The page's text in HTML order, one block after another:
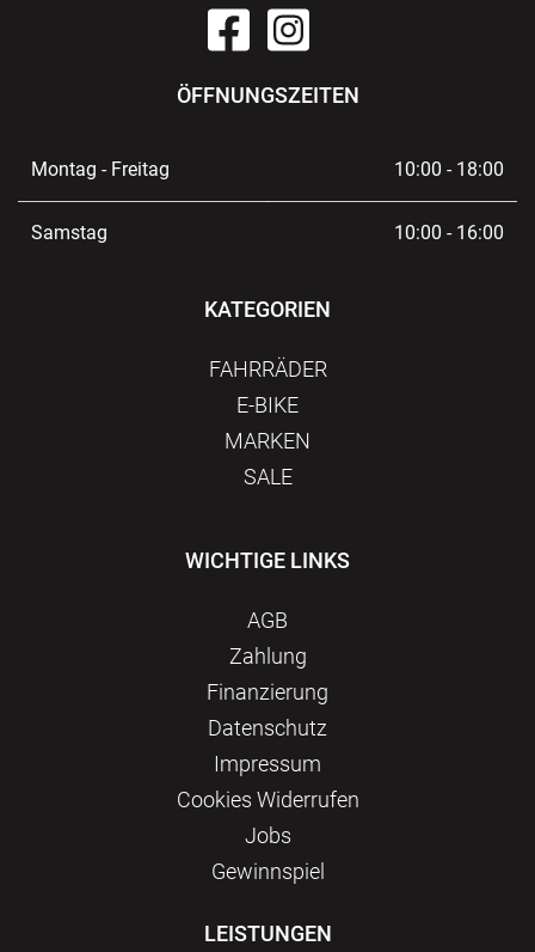
ÖFFNUNGSZEITEN
Montag - Freitag 10:00 - 18:00
Samstag 10:00 - 16:00
KATEGORIEN
FAHRRÄDER
E-BIKE
MARKEN
SALE
WICHTIGE LINKS
AGB
Zahlung
Finanzierung
Datenschutz
Impressum
Сookies Widerrufen
Jobs
Gewinnspiel
LEISTUNGEN